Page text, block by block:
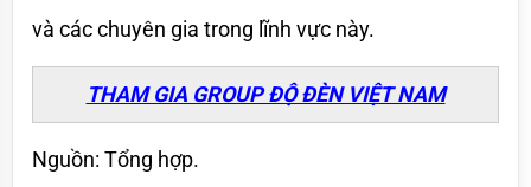
và các chuyên gia trong lĩnh vực này.
THAM GIA GROUP ĐỘ ĐÈN VIỆT NAM
Nguồn: Tổng hợp.